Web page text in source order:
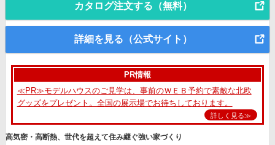
カタログ注文する（無料）
詳細を見る（公式サイト）
PR情報
≪PR≫モデルハウスのご見学は、事前のＷＥＢ予約で素敵な北欧
グッズをプレゼント。全国の展示場でお待ちしております。
詳しく見る≫
高気密・高断熱、世代を超えて住み継ぐ強い家づくり